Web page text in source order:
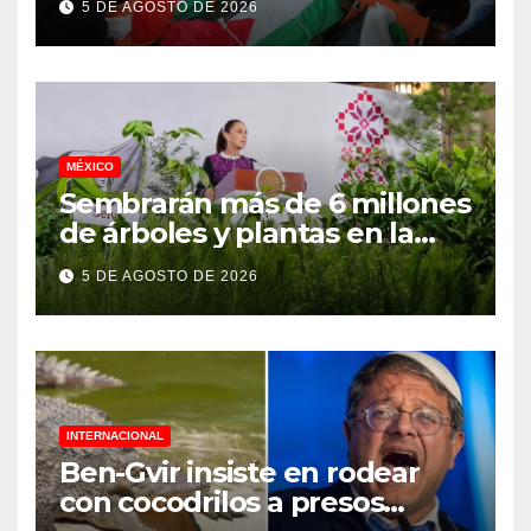
genocidio
5 DE AGOSTO DE 2026
MÉXICO
Sembrarán más de 6 millones
de árboles y plantas en la
Jornada Nacional de
Reforestación 2026
5 DE AGOSTO DE 2026
INTERNACIONAL
Ben-Gvir insiste en rodear
con cocodrilos a presos